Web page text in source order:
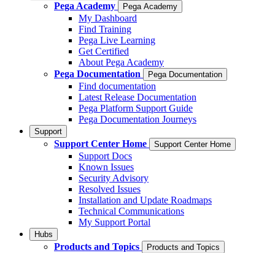
Pega Academy Pega Academy
My Dashboard
Find Training
Pega Live Learning
Get Certified
About Pega Academy
Pega Documentation
Pega Documentation
Find documentation
Latest Release Documentation
Pega Platform Support Guide
Pega Documentation Journeys
Support
Support Center Home Support Center Home
Support Docs
Known Issues
Security Advisory
Resolved Issues
Installation and Update Roadmaps
Technical Communications
My Support Portal
Hubs
Products and Topics Products and Topics